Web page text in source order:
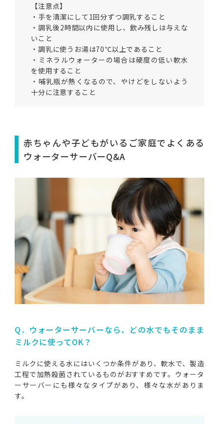
【注意点】
・手を清潔にして1回分ずつ調乳すること
・調乳後2時間以内に使用し、飲み残しは与えな
いこと
・調乳に使うお湯は70℃以上であること
・ミネラルウォーターの場合は硬度の低い軟水
を使用すること
・哺乳瓶が熱くなるので、やけどをしないよう
十分に注意すること
赤ちゃんや子どもがいるご家庭でよくある
ウォーターサーバーQ&A
Q．ウォーターサーバーなら、どの水でもそのまま
ミルクに使ってOK？
ミルクに使える水にはいくつか条件があり、軟水で、製造
工程で加熱殺菌されているものがおすすめです。ウォータ
ーサーバーにも様々なタイプがあり、様々な水がありま
す。